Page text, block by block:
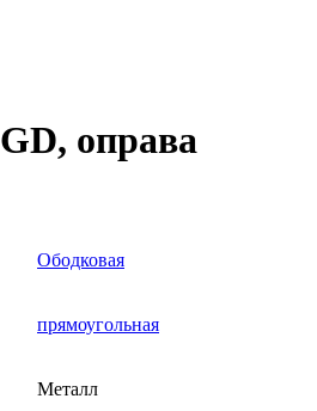
оправа
Ободковая
прямоугольная
Металл